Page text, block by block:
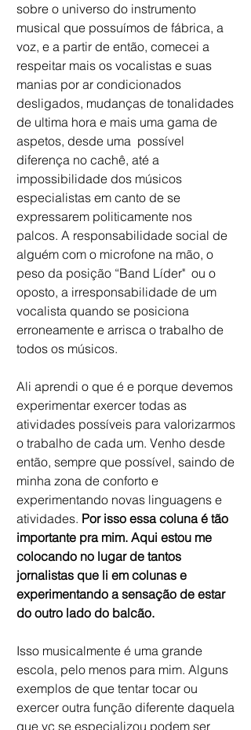
sobre o universo do instrumento
musical que possuímos de fábrica, a
voz, e a partir de então, comecei a
respeitar mais os vocalistas e suas
manias por ar condicionados
desligados, mudanças de tonalidades
de ultima hora e mais uma gama de
aspetos, desde uma  possível
diferença no cachê, até a
impossibilidade dos músicos
especialistas em canto de se
expressarem politicamente nos
palcos. A responsabilidade social de
alguém com o microfone na mão, o
peso da posição “Band Líder"  ou o
oposto, a irresponsabilidade de um
vocalista quando se posiciona
erroneamente e arrisca o trabalho de
todos os músicos.
Ali aprendi o que é e porque devemos
experimentar exercer todas as
atividades possíveis para valorizarmos
o trabalho de cada um. Venho desde
então, sempre que possível, saindo de
minha zona de conforto e
experimentando novas linguagens e
atividades. Por isso essa coluna é tão
importante pra mim. Aqui estou me
colocando no lugar de tantos
jornalistas que li em colunas e
experimentando a sensação de estar
do outro lado do balcão.
Isso musicalmente é uma grande
escola, pelo menos para mim. Alguns
exemplos de que tentar tocar ou
exercer outra função diferente daquela
que vc se especializou podem ser